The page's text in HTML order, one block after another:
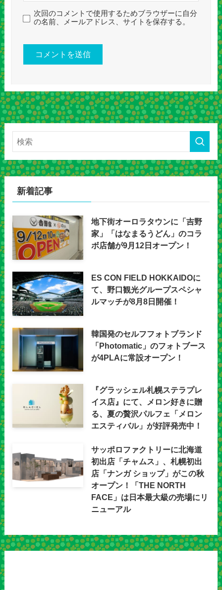
次回のコメントで使用するためブラウザーに自分
の名前、メールアドレス、サイトを保存する。
新着記事
地下街オーロラタウンに「吉野
家」「はなまるうどん」のコラ
ボ店舗が9月12日オープン！
ES CON FIELD HOKKAIDOに
て、野口観光グループスペシャ
ルマッチが8月8日開催！
韓国発のセルフフォトブランド
「Photomatic」のフォトブース
が4PLAに常設オープン！
『グラッシェル札幌ステラプレ
イス店』にて、メロン好きに贈
る、夏の贅沢パルフェ「メロン
エスティバル」が好評発売中！
サッポロファクトリーに北海道
初出店「チャムス」、札幌初出
店「ナンガ ショップ」がこの秋
オープン！「THE NORTH
FACE」は日本最大級の売場にリ
ニューアル